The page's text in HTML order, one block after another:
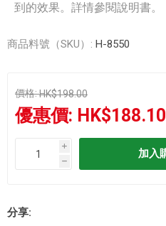
到的效果。詳情參閱說明書。
商品料號（SKU）: H-8550
價格:HK$198.00
優惠價: HK$188.10
i
h
分享: